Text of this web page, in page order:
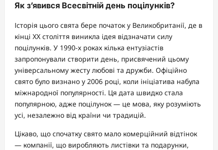
Як з’явився Всесвітній день поцілунків?
Історія цього свята бере початок у Великобританії, де в
кінці XX століття виникла ідея відзначати силу
поцілунків. У 1990-х роках кілька ентузіастів
запропонували створити день, присвячений цьому
універсальному жесту любові та дружби. Офіційно
свято було визнано у 2006 році, коли ініціатива набула
міжнародної популярності. Ця дата швидко стала
популярною, адже поцілунок — це мова, яку розуміють
усі, незалежно від країни чи традицій.
Цікаво, що спочатку свято мало комерційний відтінок
— компанії, що виробляють листівки та подарунки,